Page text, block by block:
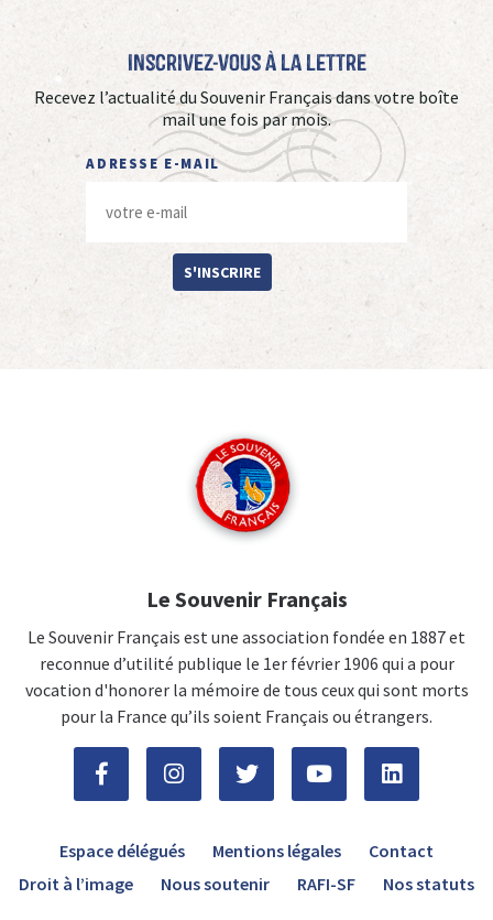
Inscrivez-vous à La Lettre
Recevez l’actualité du Souvenir Français dans votre boîte
mail une fois par mois.
ADRESSE E-MAIL
S'INSCRIRE
Le Souvenir Français
Le Souvenir Français est une association fondée en 1887 et
reconnue d’utilité publique le 1er février 1906 qui a pour
vocation d'honorer la mémoire de tous ceux qui sont morts
pour la France qu’ils soient Français ou étrangers.
Espace délégués Mentions légales
Contact
Droit à l’image
Nous soutenir RAFI-SF Nos statuts